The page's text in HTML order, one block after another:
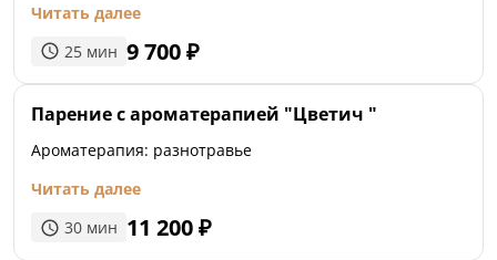
Читать далее
25 мин 9 700₽
Парение с ароматерапией "Цветич "
Ароматерапия: разнотравье
Читать далее
30 мин 11 200₽